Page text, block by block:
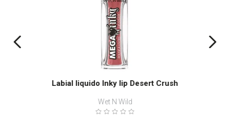
Labial liquido Inky lip Desert Crush
Wet N Wild